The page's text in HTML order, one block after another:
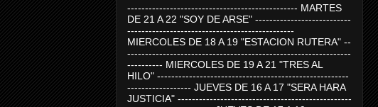
------------------------------------------------ MARTES
DE 21 A 22 "SOY DE ARSE" ---------------------------
-----------------------------------------------
MIERCOLES DE 18 A 19 "ESTACION RUTERA" --
---------------------------------------------------------------
---------- MIERCOLES DE 19 A 21 "TRES AL
HILO" ------------------------------------------------------
------------------ JUEVES DE 16 A 17 "SERA HARA
JUSTICIA" -------------------------------------------------